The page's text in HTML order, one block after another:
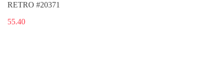
RETRO #20371
55.40